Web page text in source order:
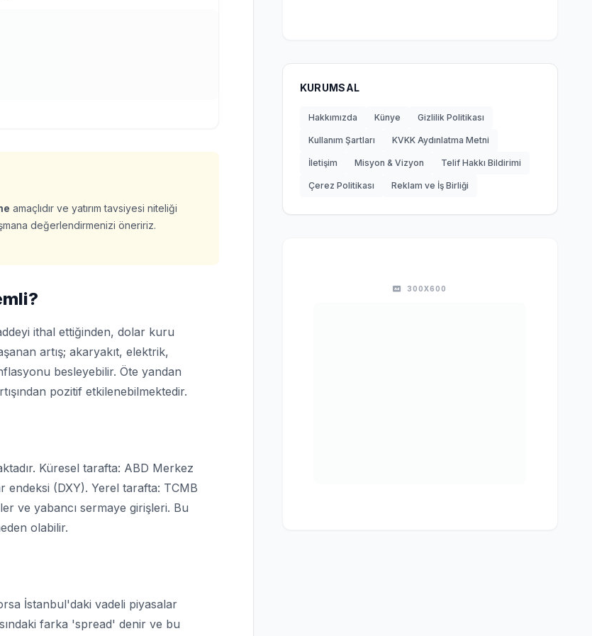
amaçlıdır ve yatırım tavsiyesi niteliği
değerlendirmenizi öneririz.
ithal ettiğinden, dolar kuru
artış; akaryakıt, elektrik,
besleyebilir. Öte yandan
pozitif etkilenebilmektedir.
Küresel tarafta: ABD Merkez
endeksi (DXY). Yerel tarafta: TCMB
ve yabancı sermaye girişleri. Bu
olabilir.
İstanbul'daki vadeli piyasalar
farka 'spread' denir ve bu
KURUMSAL
Hakkımızda Künye Gizlilik Politikası
Kullanım Şartları KVKK Aydınlatma Metni
İletişim Misyon & Vizyon Telif Hakkı Bildirimi
Çerez Politikası Reklam ve İş Birliği
300X600